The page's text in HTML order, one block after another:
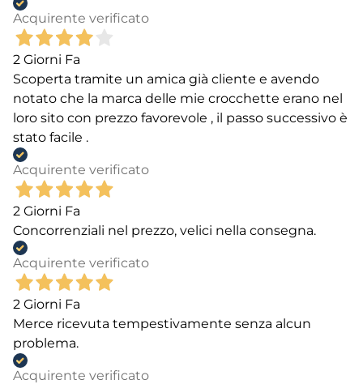
Acquirente verificato
2 Giorni Fa
Scoperta tramite un amica già cliente e avendo
notato che la marca delle mie crocchette erano nel
loro sito con prezzo favorevole , il passo successivo è
stato facile .
Acquirente verificato
2 Giorni Fa
Concorrenziali nel prezzo, velici nella consegna.
Acquirente verificato
2 Giorni Fa
Merce ricevuta tempestivamente senza alcun
problema.
Acquirente verificato